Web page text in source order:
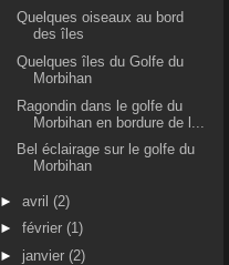
Quelques oiseaux au bord
des îles
Quelques îles du Golfe du
Morbihan
Ragondin dans le golfe du
Morbihan en bordure de l...
Bel éclairage sur le golfe du
Morbihan
► avril (2)
► février (1)
► janvier (2)